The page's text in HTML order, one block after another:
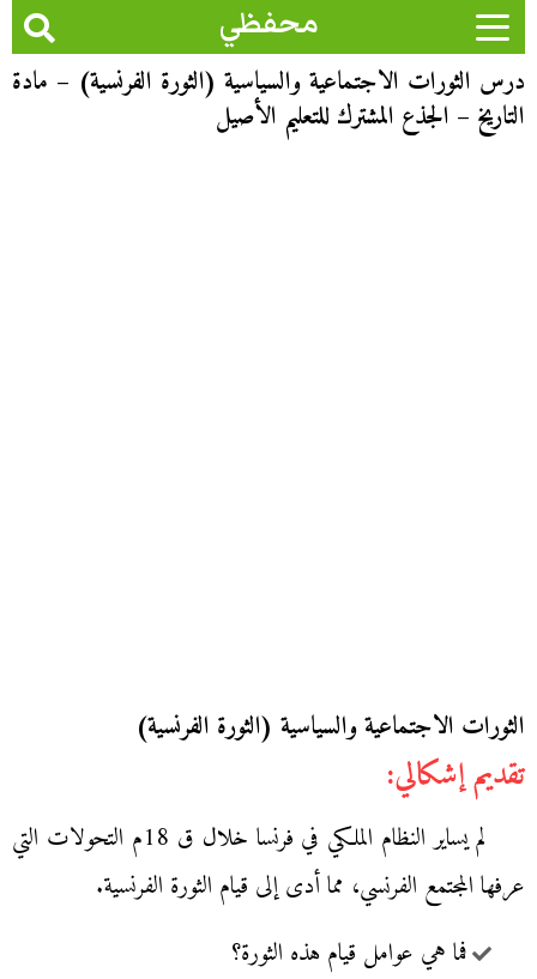
محفظي
درس الثورات الاجتماعية والسياسية (الثورة الفرنسية) – مادة
التاريخ – الجذع المشترك للتعليم الأصيل
الثورات الاجتماعية والسياسية (الثورة الفرنسية)
تقديم إشكالي:
لم يساير النظام الملكي في فرنسا خلال ق 18م التحولات التي
عرفها المجتمع الفرنسي، مما أدى إلى قيام الثورة الفرنسية.
فما هي عوامل قيام هذه الثورة؟